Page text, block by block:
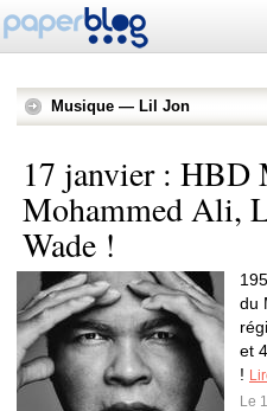
Musique — Lil Jon
17 janvier : HBD
Mohammed Ali,
Wade !
du
et
!
Le